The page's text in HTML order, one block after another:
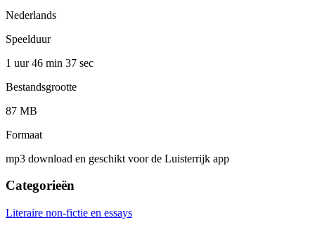
Nederlands
Speelduur
1 uur 46 min 37 sec
Bestandsgrootte
87 MB
Formaat
mp3 download en geschikt voor de Luisterrijk app
Categorieën
Literaire non-fictie en essays